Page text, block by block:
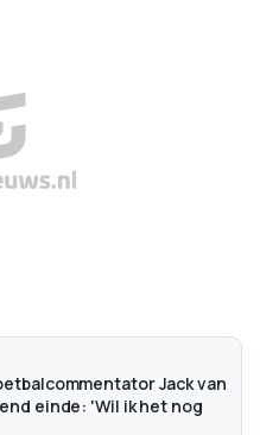
Jack van
einde: 'Wil ik het nog